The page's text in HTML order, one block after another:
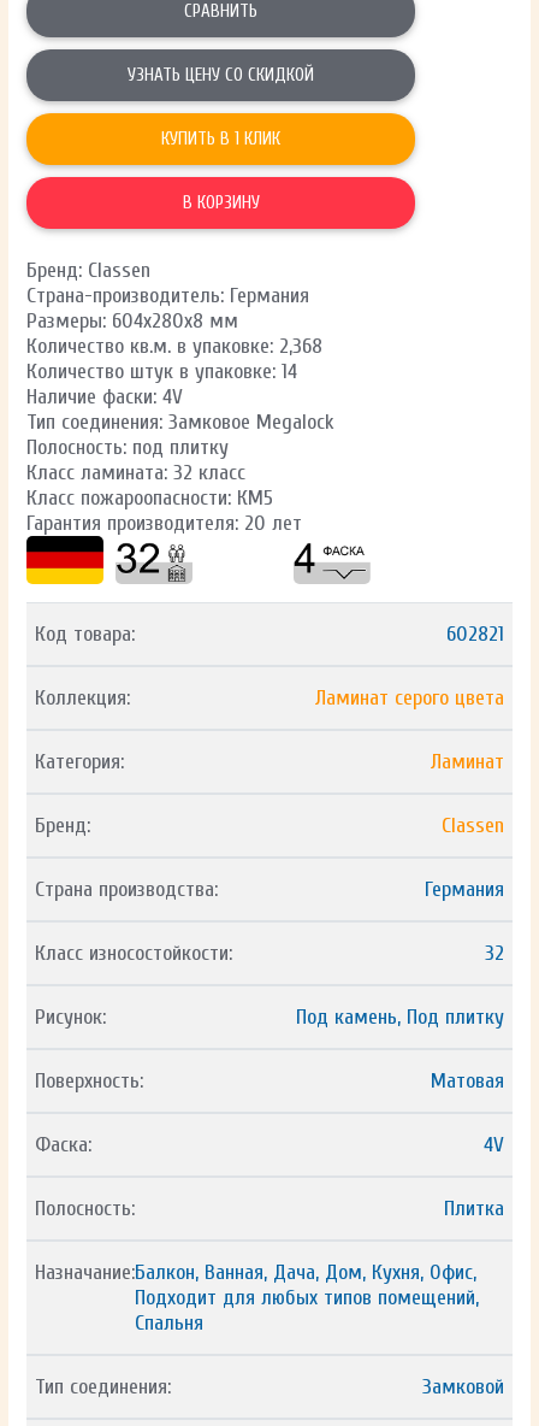
СРАВНИТЬ
УЗНАТЬ ЦЕНУ СО СКИДКОЙ
КУПИТЬ В 1 КЛИК
В КОРЗИНУ
Бренд: Classen
Страна-производитель: Германия
Размеры: 604x280x8 мм
Количество кв.м. в упаковке: 2,368
Количество штук в упаковке: 14
Наличие фаски: 4V
Тип соединения: Замковое Megalock
Полосность: под плитку
Класс ламината: 32 класс
Класс пожароопасности: КМ5
Гарантия производителя: 20 лет
Код товара: 602821
Коллекция: Ламинат серого цвета
Категория: Ламинат
Бренд: Classen
Страна производства: Германия
Класс износостойкости: 32
Рисунок: Под камень, Под плитку
Поверхность: Матовая
Фаска: 4V
Полосность: Плитка
Назначание:Балкон, Ванная, Дача, Дом, Кухня, Офис,
Подходит для любых типов помещений,
Спальня
Тип соединения: Замковой